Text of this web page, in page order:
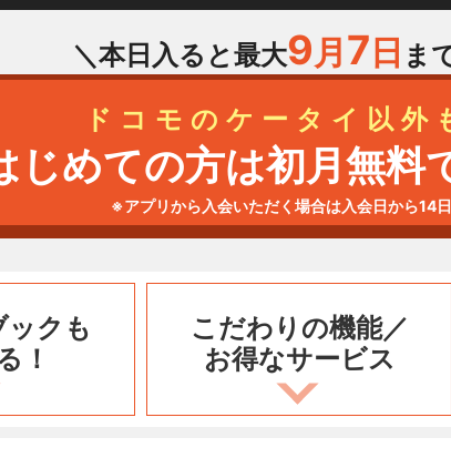
＼本日入ると最大9月 7 日 ま
ドコモのケータイ以外
じめての方は初月無料
※アプリから入会いただく場合は入会日から14
ックも
！
こだわりの機能／
お得なサービス